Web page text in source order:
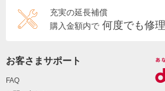
充実の延長補償
購入金額内で 何度でも修
お客さまサポート
FAQ